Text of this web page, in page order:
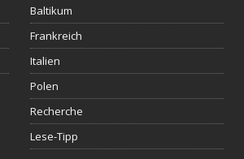
Baltikum
Frankreich
Italien
Polen
Recherche
Lese-Tipp